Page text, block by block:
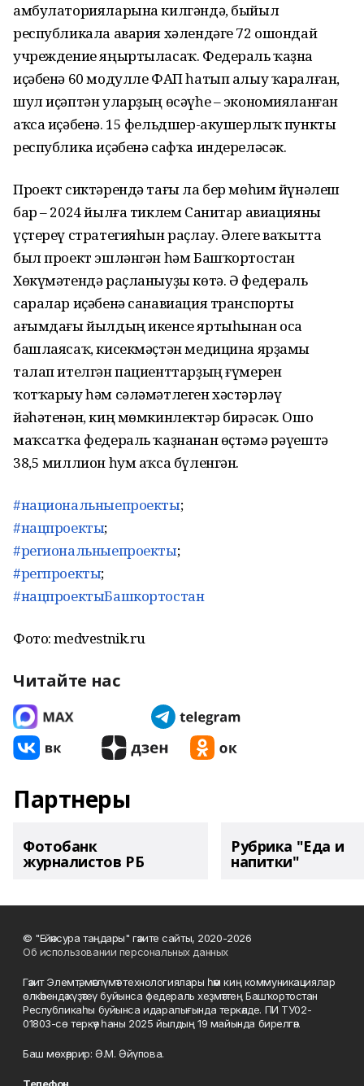
амбулаторияларына килгәндә, быйыл
республикала авария хәлендәге 72 ошондай
учреждение яңыртыласаҡ. Федераль ҡаҙна
иҫәбенә 60 модулле ФАП һатып алыу ҡаралған,
шул иҫәптән уларҙың өсәүһе – экономияланған
аҡса иҫәбенә. 15 фельдшер-акушерлыҡ пункты
республика иҫәбенә сафҡа индереләсәк.
Проект сиктәрендә тағы ла бер мөһим йүнәлеш
бар – 2024 йылға тиклем Санитар авиацияны
үҫтереү стратегияһын раҫлау. Әлеге ваҡытта
был проект эшләнгән һәм Башҡортостан
Хөкүмәтендә раҫланыуҙы көтә. Ә федераль
саралар иҫәбенә санавиация транспорты
ағымдағы йылдың икенсе яртыһынан оса
башлаясаҡ, кисекмәҫтән медицина ярҙамы
талап ителгән пациенттарҙың ғүмерен
ҡотҡарыу һәм сәләмәтлеген хәстәрләү
йәһәтенән, киң мөмкинлектәр бирәсәк. Ошо
маҡсатҡа федераль ҡаҙнанан өҫтәмә рәүештә
38,5 миллион һум аҡса бүленгән.
#национальныепроекты;
#нацпроекты;
#региональныепроекты;
#регпроекты;
#нацпроектыБашкортостан
Фото: medvestnik.ru
Читайте нас
Партнеры
Фотобанк
журналистов РБ
Рубрика "Еда и
напитки"
© "Ейәнсура таңдары" гәзите сайты, 2020-2026
Об использовании персональных данных
Гәзит Элемтә, мәғлүмәт технологиялары һәм киң коммуникациялар
өлкәһендә күҙәтеү буйынса федераль хеҙмәттең Башҡортостан
Республикаһы буйынса идаралығында теркәлде. ПИ ТУ02-
01803-сө теркәү һаны 2025 йылдың 19 майында бирелгән.
Баш мөхәррир: Ә.М. Әйүпова.